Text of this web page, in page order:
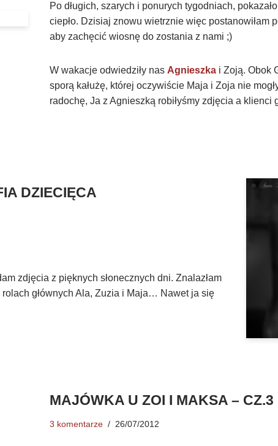
Po długich, szarych i ponurych tygodniach,
ciepło. Dzisiaj znowu wietrznie więc postanowiłam
aby zachęcić wiosnę do zostania z nami ;)
W wakacje odwiedziły nas Agnieszka i Zoją. Obok
sporą kałużę, której oczywiście Maja i Zoja nie
radochę, Ja z Agnieszką robiłyśmy zdjęcia a klienci
DZIECIĘCA
zdjęcia z pięknych słonecznych dni. Znalazłam
głównych Ala, Zuzia i Maja… Nawet ja się
MAJÓWKA U ZOI I MAKSA –
3 komentarze 26/07/2012